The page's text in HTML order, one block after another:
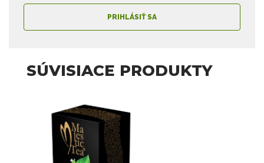
PRIHLÁSIŤ SA
SÚVISIACE PRODUKTY